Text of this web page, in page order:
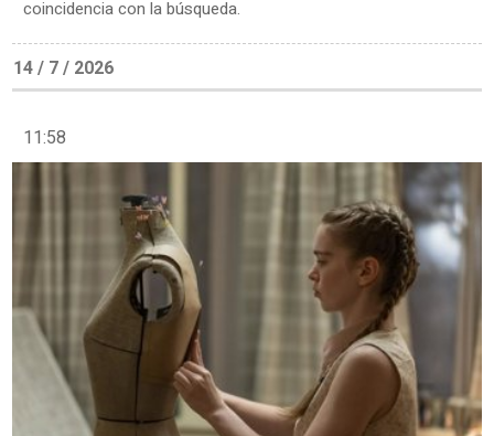
coincidencia con la búsqueda.
14 / 7 / 2026
11:58